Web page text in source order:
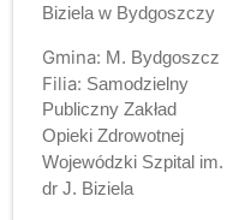
Biziela w Bydgoszczy
Gmina: M. Bydgoszcz
Filia: Samodzielny
Publiczny Zakład
Opieki Zdrowotnej
Wojewódzki Szpital im.
dr J. Biziela